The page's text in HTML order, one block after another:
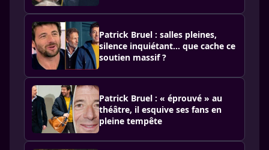
Patrick Bruel : salles pleines,
silence inquiétant… que cache ce
soutien massif ?
Patrick Bruel : « éprouvé » au
théâtre, il esquive ses fans en
pleine tempête